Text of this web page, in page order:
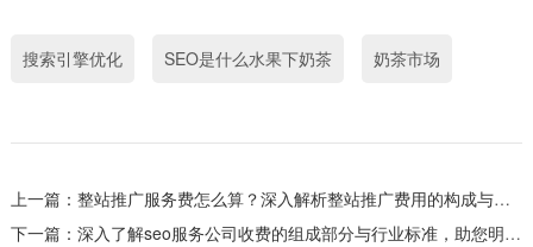
搜索引擎优化 SEO是什么水果下奶茶 奶茶市场
上一篇： 整站推广服务费怎么算？深入解析整站推广费用的构成与测算方法
下一篇： 深入了解seo服务公司收费的组成部分与行业标准，助您明智选择